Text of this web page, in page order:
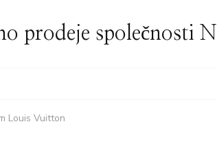
prodeje společnosti
Louis Vuitton